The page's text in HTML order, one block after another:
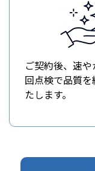
ご契約後、速
回点検で品質
たします。